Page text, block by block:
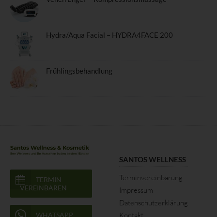
Hydra/Aqua Facial – HYDRA4FACE 200
Frühlingsbehandlung
TERMIN
VEREINBAREN
WHATSAPP
SANTOS WELLNESS
Terminvereinbarung
Impressum
Datenschutzerklärung
andere Stelle, die allein oder gemeinsam mit anderen über die
Zwecke und Mittel der Verarbeitung von personenbezogenen
Verarbeitung durch das Unionsrecht oder das Recht der
Mitgliedstaaten vorgegeben, so kann der Verantwortliche
beziehungsweise können die bestimmten Kriterien seiner
Mitgliedstaaten vorgesehen werden.
i) Empfänger
Empfänger ist eine natürliche oder juristische Person, Behörde,
Einrichtung oder andere Stelle, der personenbezogene Daten
offengelegt werden, unabhängig davon, ob es sich bei ihr um
einen Dritten handelt oder nicht. Behörden, die im Rahmen
eines bestimmten Untersuchungsauftrags nach dem